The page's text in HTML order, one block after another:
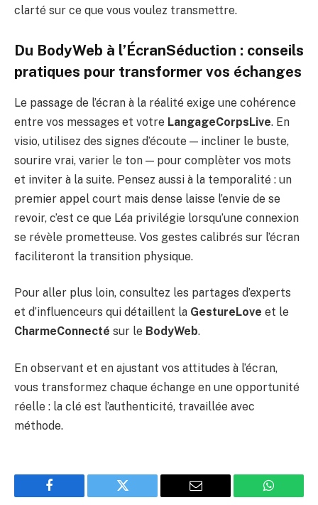
clarté sur ce que vous voulez transmettre.
Du BodyWeb à l’ÉcranSéduction : conseils
pratiques pour transformer vos échanges
Le passage de l’écran à la réalité exige une cohérence
entre vos messages et votre LangageCorpsLive. En
visio, utilisez des signes d’écoute — incliner le buste,
sourire vrai, varier le ton — pour complèter vos mots
et inviter à la suite. Pensez aussi à la temporalité : un
premier appel court mais dense laisse l’envie de se
revoir, c’est ce que Léa privilégie lorsqu’une connexion
se révèle prometteuse. Vos gestes calibrés sur l’écran
faciliteront la transition physique.
Pour aller plus loin, consultez les partages d’experts
et d’influenceurs qui détaillent la GestureLove et le
CharmeConnecté sur le BodyWeb.
En observant et en ajustant vos attitudes à l’écran,
vous transformez chaque échange en une opportunité
réelle : la clé est l’authenticité, travaillée avec
méthode.
Facebook Twitter Email